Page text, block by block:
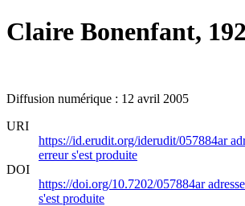
Claire Bonenfant,
Diffusion numérique : 12 avril 2005
URI
https://id.erudit.org/iderudit/057884ar
erreur s'est produite
DOI
https://doi.org/10.7202/057884ar
s'est produite